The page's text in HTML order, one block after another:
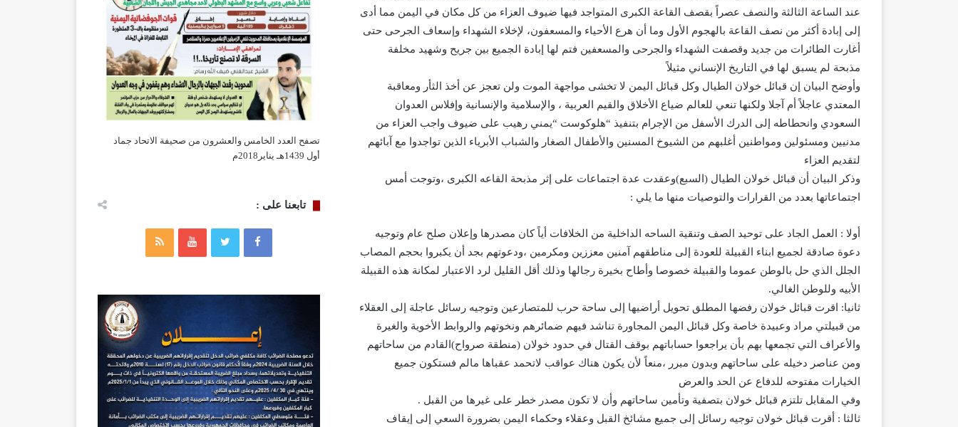
عند الساعة الثالثة والنصف عصراً بقصف القاعة الكبرى المتواجد فيها ضيوف العزاء من كل مكان في اليمن مما أدى
إلى إبادة أكثر من نصف القاعة بالهجوم الأول وما أن هرع الأحياء والمسعفون، لإخلاء الشهداء وإسعاف الجرحى حتى
أغارت الطائرات من جديد وقصفت الشهداء والجرحى والمسعفين فتم لها إبادة الجميع بين جريح وشهيد مخلفة
مذبحة لم يسبق لها في التاريخ الإنساني مثيلاً
وأوضح البيان إن قبائل خولان الطيال وكل قبائل اليمن لا تخشى مواجهة الموت ولن تعجز عن أخذ الثأر ومعاقبة
المعتدي عاجلاً أم آجلا ولكنها تنعي للعالم ضياع الأخلاق والقيم العربية ، والإسلامية والإنسانية وإفلاس العدوان
السعودي وانحطاطه إلى الدرك الأسفل من الإجرام بتنفيذ “هلوكوست “يمني رهيب على ضيوف واجب العزاء من
مدنيين ومسئولين ومواطنين أغلبهم من الشيوخ المسنين والأطفال الصغار والشباب الأبرياء الذين تواجدوا مع آبائهم
لتقديم العزاء
وذكر البيان أن قبائل خولان الطيال (السبع)وعقدت عدة اجتماعات على إثر مذبحة القاعه الكبرى ،وتوجت أمس
اجتماعاتها بعدد من القرارات والتوصيات منها ما يلي :
أولا : العمل الجاد على توحيد الصف وتنقية الساحه الداخلية من الخلافات أياً كان مصدرها وإعلان صلح عام وتوجيه
دعوة صادقة لجميع ابناء القبيلة للعودة إلى مناطقهم آمنين معززين ومكرمين ،ودعوتهم بجد أن يكبروا بحجم المصاب
الجلل الذي حل بالوطن عموما والقبيلة خصوصا وأطاح بخيرة رجالها وذلك أقل القليل لرد الاعتبار لمكانة هذه القبيلة
الأبيه وللوطن الغالي.
ثانيا: اقرت قبائل خولان رفضها المطلق تحويل أراضيها إلى ساحة حرب للمتصارعين وتوجيه رسائل عاجلة إلى العقلاء
من قبيلتي مراد وعبيدة خاصة وكل قبائل اليمن المجاورة تناشد فيهم ضمائرهم ونخوتهم والروابط الأخوية والغيرة
والأعراف التي تجمعها بهم بأن يراجعوا حساباتهم بوقف القتال في حدود خولان (منطقة صرواح)القادم من ساحاتهم
ومن عناصر دخيله على ساحاتهم وبدون مبرر ،منعاً لأن يكون هناك عواقب لاتحمد عقباها مالم فستكون جميع
الخيارات مفتوحه للدفاع عن الحد والعرض
وفي المقابل تلتزم قبائل خولان بتصفية وتأمين ساحاتهم وأن لا تكون مصدر خطر على غيرها من القبل .
ثالثا : أقرت قبائل خولان توجيه رسائل إلى جميع مشائخ القبل وعقلاء وحكماء اليمن بضرورة السعي إلى إيقاف
تصفح العدد الخامس والعشرون من صحيفة الاتحاد جماد
أول 1439هـ يناير2018م
تابعنا على :